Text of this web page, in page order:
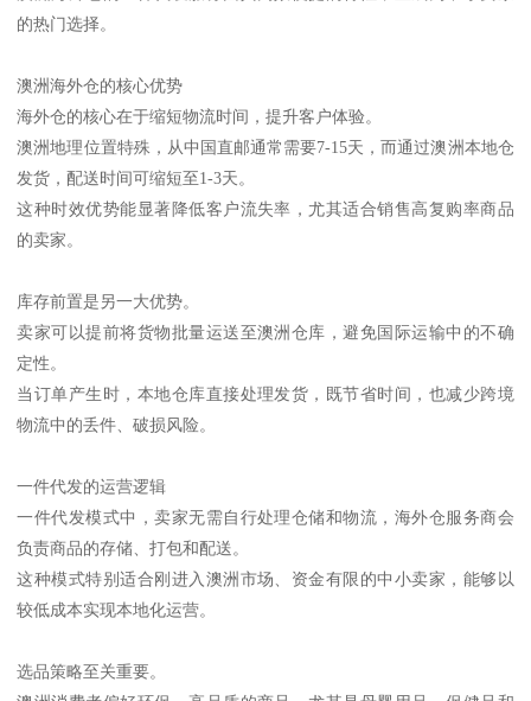
的热门选择。
澳洲海外仓的核心优势
海外仓的核心在于缩短物流时间，提升客户体验。
澳洲地理位置特殊，从中国直邮通常需要7-15天，而通过澳洲本地仓
发货，配送时间可缩短至1-3天。
这种时效优势能显著降低客户流失率，尤其适合销售高复购率商品
的卖家。
库存前置是另一大优势。
卖家可以提前将货物批量运送至澳洲仓库，避免国际运输中的不确
定性。
当订单产生时，本地仓库直接处理发货，既节省时间，也减少跨境
物流中的丢件、破损风险。
一件代发的运营逻辑
一件代发模式中，卖家无需自行处理仓储和物流，海外仓服务商会
负责商品的存储、打包和配送。
这种模式特别适合刚进入澳洲市场、资金有限的中小卖家，能够以
较低成本实现本地化运营。
选品策略至关重要。